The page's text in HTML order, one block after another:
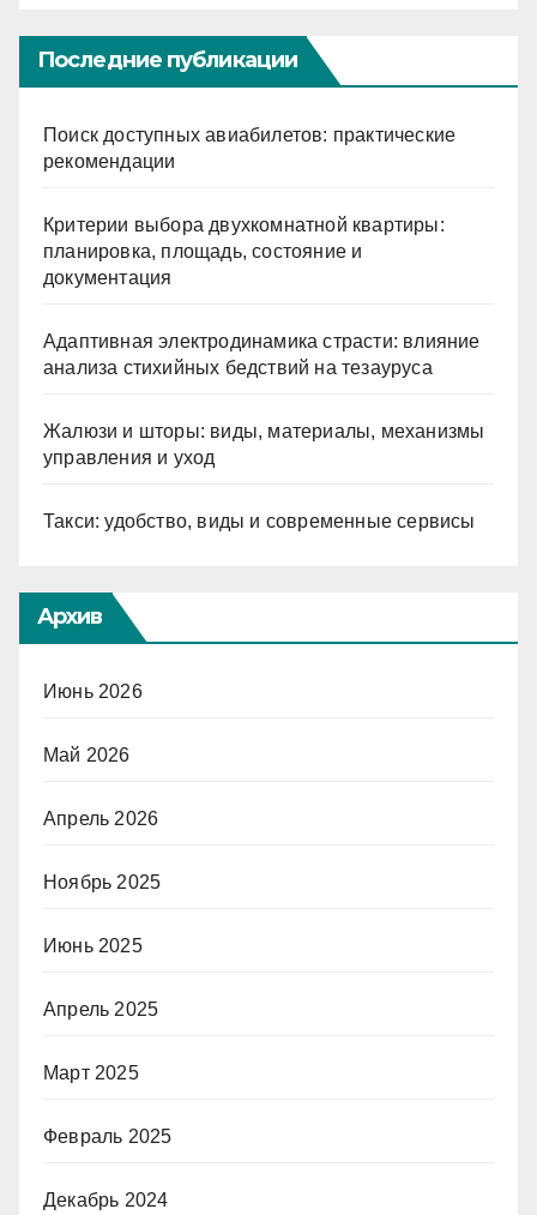
Последние публикации
Поиск доступных авиабилетов: практические
рекомендации
Критерии выбора двухкомнатной квартиры:
планировка, площадь, состояние и
документация
Адаптивная электродинамика страсти: влияние
анализа стихийных бедствий на тезауруса
Жалюзи и шторы: виды, материалы, механизмы
управления и уход
Такси: удобство, виды и современные сервисы
Архив
Июнь 2026
Май 2026
Апрель 2026
Ноябрь 2025
Июнь 2025
Апрель 2025
Март 2025
Февраль 2025
Декабрь 2024